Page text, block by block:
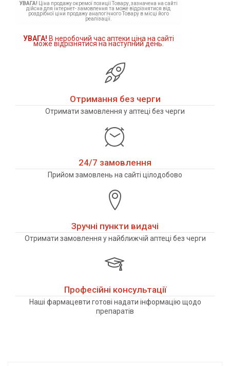
УВАГА! Ціна продажу окремої позиції Товару, зазначена на сайті
дійсна для інтернет- замовлення та може відрізнятися від
роздрібної ціни продажу аналогічного Товару в місці його
реалізації.
УВАГА! В неробочий час аптеки ціна на сайті
може відрізнятися на наступний день.
Отримання без черги
Отримати замовлення у аптеці без черги
24/7 замовлення
Прийом замовлень на сайті цілодобово
Зручні пункти видачі
Отримати замовлення у найближчій аптеці без черги
Професійні консультації
Наші фармацевти готові надати інформацію щодо
препаратів